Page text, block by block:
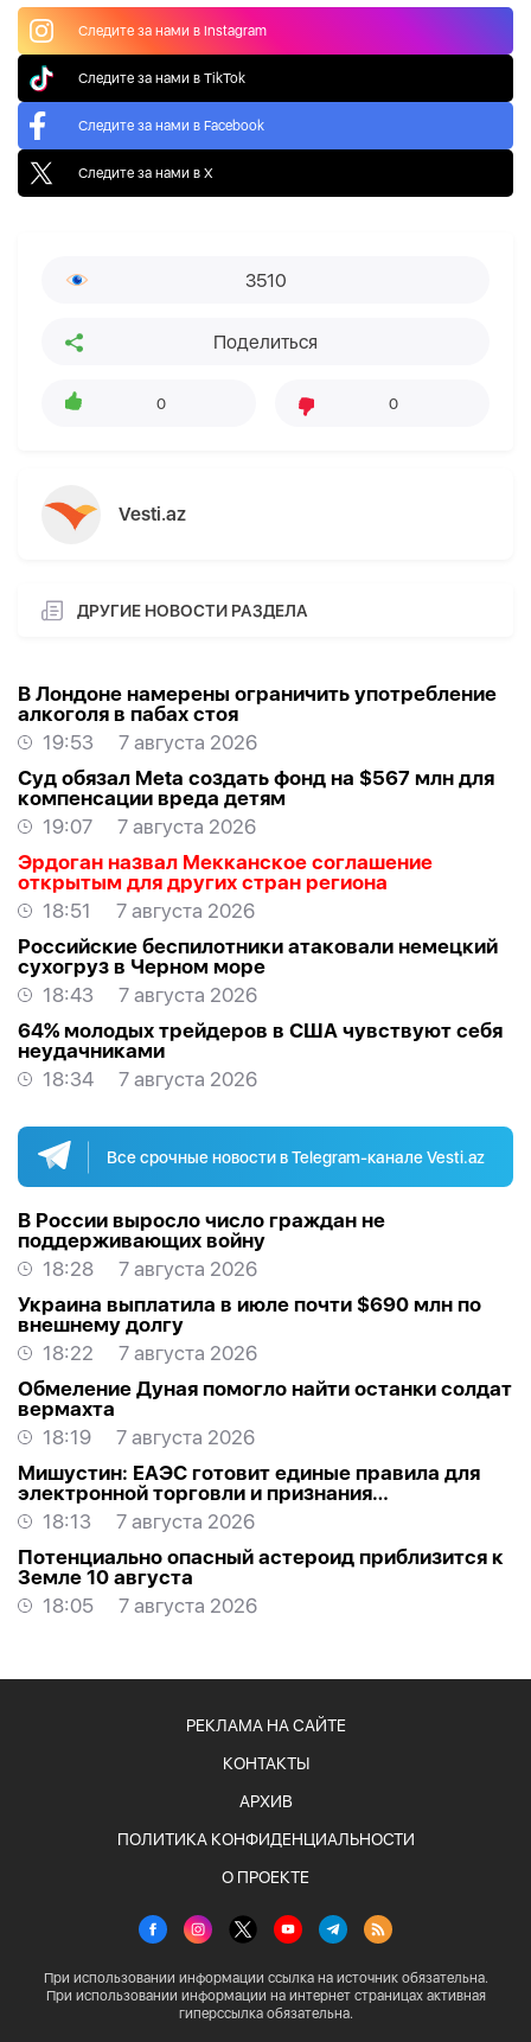
Следите за нами в Instagram
Следите за нами в TikTok
Следите за нами в Facebook
Следите за нами в X
3510
Поделиться
0 0
Vesti.az
ДРУГИЕ НОВОСТИ РАЗДЕЛА
В Лондоне намерены ограничить употребление
алкоголя в пабах стоя
19:53
7 августа 2026
Суд обязал Meta создать фонд на $567 млн для
компенсации вреда детям
19:07
7 августа 2026
Эрдоган назвал Мекканское соглашение
открытым для других стран региона
18:51
7 августа 2026
Российские беспилотники атаковали немецкий
сухогруз в Черном море
18:43
7 августа 2026
64% молодых трейдеров в США чувствуют себя
неудачниками
18:34
7 августа 2026
Все срочные новости в Telegram-канале Vesti.az
В России выросло число граждан не
поддерживающих войну
18:28
7 августа 2026
Украина выплатила в июле почти $690 млн по
внешнему долгу
18:22
7 августа 2026
Обмеление Дуная помогло найти останки солдат
вермахта
18:19
7 августа 2026
Мишустин: ЕАЭС готовит единые правила для
электронной торговли и признания
квалификаций
18:13
7 августа 2026
Потенциально опасный астероид приблизится к
Земле 10 августа
18:05
7 августа 2026
РЕКЛАМА НА САЙТЕ
КОНТАКТЫ
АРХИВ
ПОЛИТИКА КОНФИДЕНЦИАЛЬНОСТИ
О ПРОЕКТЕ
При использовании информации ссылка на источник обязательна.
При использовании информации на интернет страницах активная
гиперссылка обязательна.